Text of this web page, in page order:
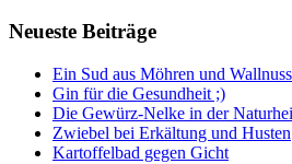
Neueste Beiträge
Ein Sud aus Möhren und
Gin für die Gesundheit ;)
Die Gewürz-Nelke in der
Zwiebel bei Erkältung und Husten
Kartoffelbad gegen Gicht